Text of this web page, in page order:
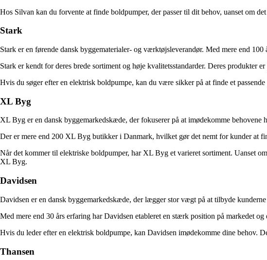
Hos Silvan kan du forvente at finde boldpumper, der passer til dit behov, uanset om
Stark
Stark er en førende dansk byggematerialer- og værktøjsleverandør. Med mere end
Stark er kendt for deres brede sortiment og høje kvalitetsstandarder. Deres produkter
Hvis du søger efter en elektrisk boldpumpe, kan du være sikker på at finde et
XL Byg
XL Byg er en dansk byggemarkedskæde, der fokuserer på at imødekomme behovene
Der er mere end 200 XL Byg butikker i Danmark, hvilket gør det nemt for kunder at
Når det kommer til elektriske boldpumper, har XL Byg et varieret sortiment. Uanset
XL Byg.
Davidsen
Davidsen er en dansk byggemarkedskæde, der lægger stor vægt på at tilbyde
Med mere end 30 års erfaring har Davidsen etableret en stærk position på markedet
Hvis du leder efter en elektrisk boldpumpe, kan Davidsen imødekomme dine behov.
Thansen